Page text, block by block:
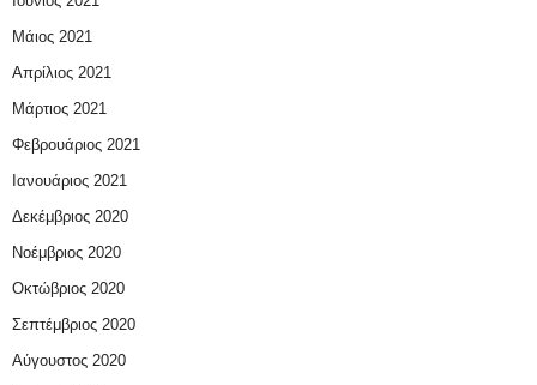
Μάιος 2021
Απρίλιος 2021
Μάρτιος 2021
Φεβρουάριος 2021
Ιανουάριος 2021
Δεκέμβριος 2020
Νοέμβριος 2020
Οκτώβριος 2020
Σεπτέμβριος 2020
Αύγουστος 2020